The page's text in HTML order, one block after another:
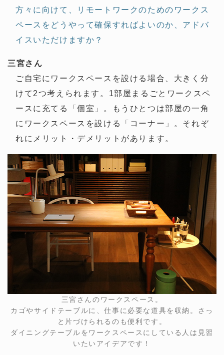
方々に向けて、リモートワークのためのワークス
ペースをどうやって確保すればよいのか、アドバ
イスいただけますか？
三宮さん
ご自宅にワークスペースを設ける場合、大きく分
けて2つ考えられます。1部屋まるごとワークスペ
ースに充てる「個室」。もうひとつは部屋の一角
にワークスペースを設ける「コーナー」。それぞ
れにメリット・デメリットがあります。
三宮さんのワークスペース。
カゴやサイドテーブルに、仕事に必要な道具を収納。さっ
と片づけられるのも便利です。
ダイニングテーブルをワークスペースにしている人は見習
いたいアイデアです！